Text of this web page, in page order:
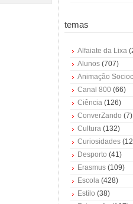
temas
Alfaiate da Lixa
Alunos (707)
Animação
Canal 800 (66)
Ciência (126)
ConverZando (7)
Cultura (132)
Curiosidades
Desporto (41)
Erasmus (109)
Escola (428)
Estilo (38)